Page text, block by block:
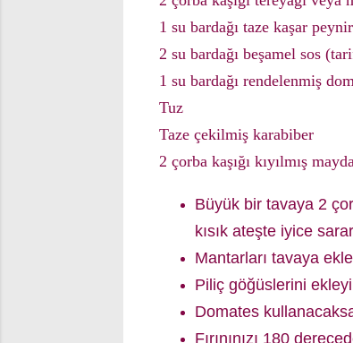
1 su bardağı taze kaşar
2 su bardağı beşamel sos
1 su bardağı rendelenmiş
Tuz
Taze çekilmiş karabiber
2 çorba kaşığı kıyılmış
Büyük bir tavaya 2
kısık ateşte iyice
Mantarları tavaya
Piliç göğüslerini
Domates
Fırınınızı 180